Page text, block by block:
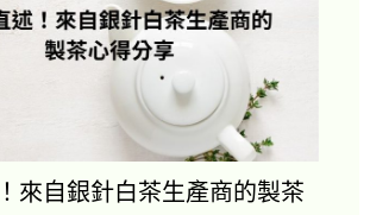
來自銀針白茶生產商的製茶